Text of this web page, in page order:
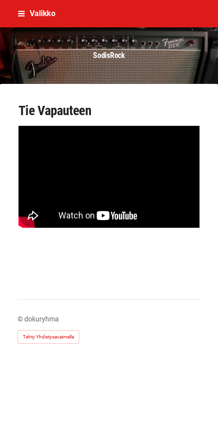
Siirry
sisältöön
Valikko
SodisRock
Tie Vapauteen
©dokuryhma
Tehty Yhdistysavaimella